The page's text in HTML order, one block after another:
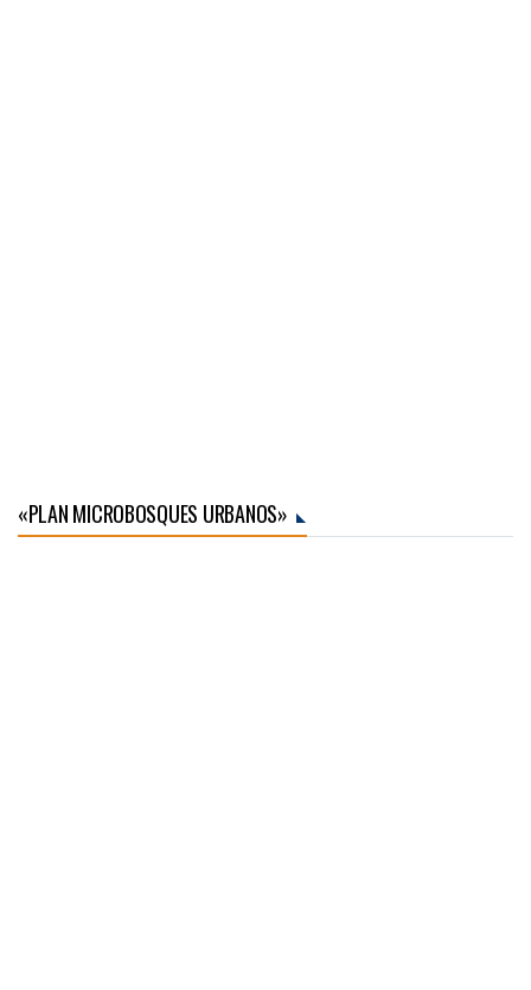
«PLAN MICROBOSQUES URBANOS»